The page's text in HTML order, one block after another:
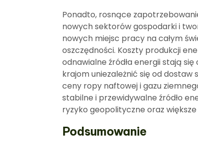
Ponadto, rosnące
nowych sektorów gospodarki i
nowych miejsc pracy na całym
oszczędności. Koszty produkcji
odnawialne źródła energii stają
krajom uniezależnić się od
ceny ropy naftowej i gazu
stabilne i przewidywalne źródło
ryzyko geopolityczne oraz
Podsumowanie